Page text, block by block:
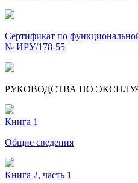
Сертификат по
№ ИРУ/178-55
РУКОВОДСТВА ПО
Книга 1
Общие сведения
Книга 2, часть 1